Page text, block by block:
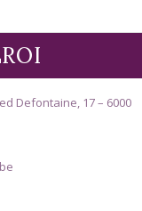
Defontaine, 17 – 6000